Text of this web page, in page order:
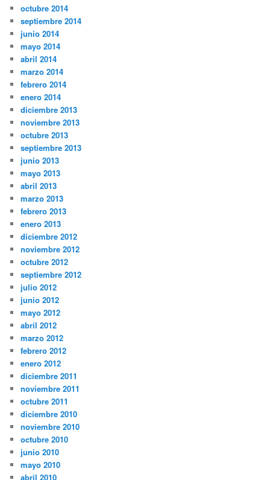
octubre 2014
septiembre 2014
junio 2014
mayo 2014
abril 2014
marzo 2014
febrero 2014
enero 2014
diciembre 2013
noviembre 2013
octubre 2013
septiembre 2013
junio 2013
mayo 2013
abril 2013
marzo 2013
febrero 2013
enero 2013
diciembre 2012
noviembre 2012
octubre 2012
septiembre 2012
julio 2012
junio 2012
mayo 2012
abril 2012
marzo 2012
febrero 2012
enero 2012
diciembre 2011
noviembre 2011
octubre 2011
diciembre 2010
noviembre 2010
octubre 2010
junio 2010
mayo 2010
abril 2010